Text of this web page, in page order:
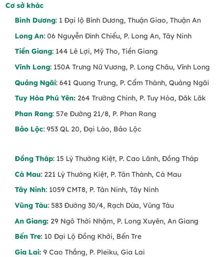
Cơ sở khác
Bình Dương: 1 Đại lộ Bình Dương, Thuận Giao, Thuận An
Long An: 06 Nguyễn Đình Chiểu, P. Long An, Tây Ninh
Tiền Giang: 144 Lê Lợi, Mỹ Tho, Tiền Giang
Vĩnh Long: 150A Trưng Nữ Vương, P. Long Châu, Vĩnh Long
Quảng Ngãi: 641 Quang Trung, P. Cẩm Thành, Quảng Ngãi
Tuy Hòa Phú Yên: 264 Trường Chinh, P. Tuy Hòa, Đăk Lăk
Phan Rang: 57e Đường 21/8, P. Phan Rang
Bảo Lộc: 953 QL 20, Đại Lào, Bảo Lộc
Đồng Tháp: 15 Lý Thường Kiệt, P. Cao Lãnh, Đồng Tháp
Cà Mau: 221 Lý Thường Kiệt, P. Tân Thành, Cà Mau
Tây Ninh: 1059 CMT8, P. Tân Ninh, Tây Ninh
Vũng Tàu: 583 Đường 30/4, Rạch Dừa, Vũng Tàu
An Giang: 29 Ngô Thời Nhậm, P. Long Xuyên, An Giang
Bến Tre: 10 Đại Lộ Đồng Khởi, Bến Tre
Gia Lai: 9 Cao Thắng, P. Pleiku, Gia Lai